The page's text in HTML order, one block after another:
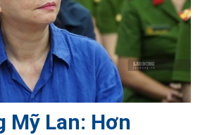
Mỹ Lan: Hơn